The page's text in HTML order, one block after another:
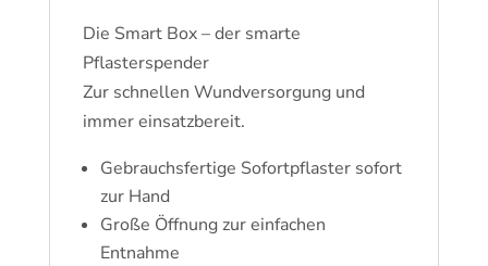
Die Smart Box – der smarte
Pflasterspender
Zur schnellen Wundversorgung und
immer einsatzbereit.
Gebrauchsfertige Sofortpflaster sofort
zur Hand
Große Öffnung zur einfachen
Entnahme